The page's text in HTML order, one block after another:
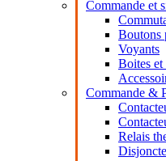
Commande et
Boutons
Voyants
Boites et
Commande &
Relais